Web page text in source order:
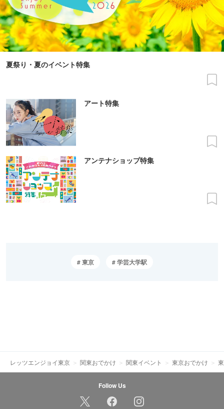
夏祭り・夏のイベント特集
アート特集
アンテナショップ特集
東京 学芸大学駅
レッツエンジョイ東京 関東おでかけ 関東イベント 東京おでかけ
Follow Us